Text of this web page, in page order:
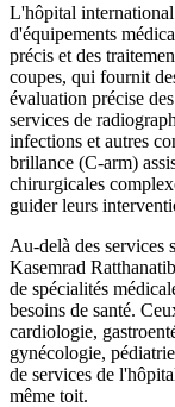
L'hôpital
d'équipements
précis et des
coupes, qui fournit
évaluation précise
services de
infections et autres
brillance (C-arm)
chirurgicales
guider leurs
Au-delà des services
Kasemrad
de spécialités
besoins de santé.
cardiologie,
gynécologie,
de services de
même toit.